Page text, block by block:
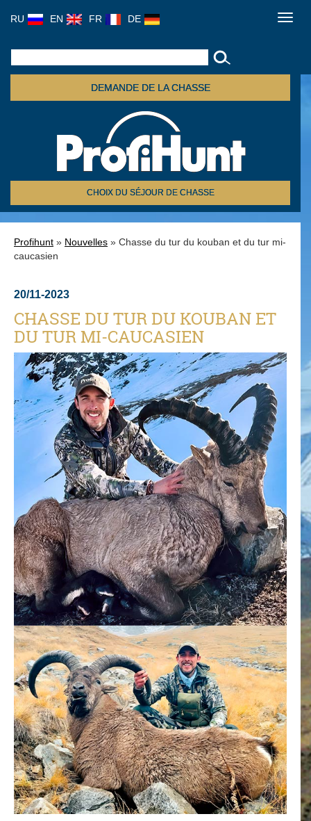
RU EN FR DE
DEMANDE DE LA CHASSE
CHOIX DU SÉJOUR DE CHASSE
Profihunt » Nouvelles » Chasse du tur du kouban et du tur mi-
caucasien
20/11-2023
CHASSE DU TUR DU KOUBAN ET
DU TUR MI-CAUCASIEN